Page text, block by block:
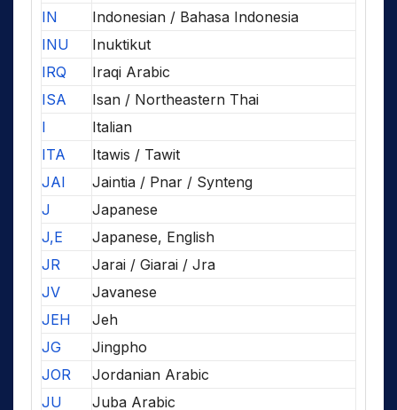
IN
Indonesian / Bahasa Indonesia
INU
Inuktikut
IRQ
Iraqi Arabic
ISA
Isan / Northeastern Thai
I
Italian
ITA
Itawis / Tawit
JAI
Jaintia / Pnar / Synteng
J
Japanese
J,E
Japanese, English
JR
Jarai / Giarai / Jra
JV
Javanese
JEH
Jeh
JG
Jingpho
JOR
Jordanian Arabic
JU
Juba Arabic